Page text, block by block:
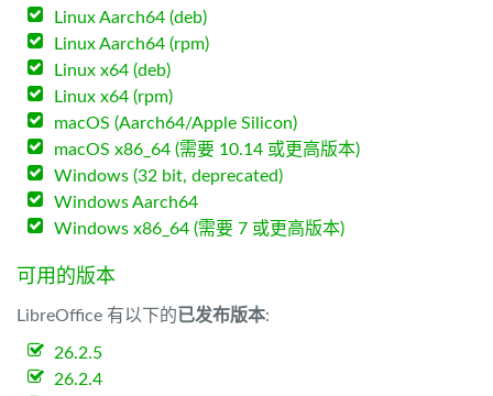
Linux Aarch64 (deb)
Linux Aarch64 (rpm)
Linux x64 (deb)
Linux x64 (rpm)
macOS (Aarch64/Apple Silicon)
macOS x86_64 (需要 10.14 或更高版本)
Windows (32 bit, deprecated)
Windows Aarch64
Windows x86_64 (需要 7 或更高版本)
可用的版本
LibreOffice 有以下的已发布版本:
26.2.5
26.2.4